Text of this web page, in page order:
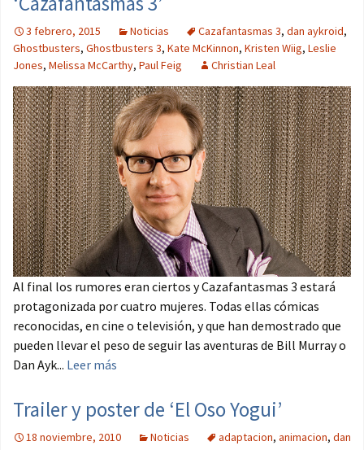
3 febrero, 2015 Noticias Cazafantasmas 3, dan aykroid,
Ghostbusters, Ghostbusters 3, Kate McKinnon, Kristen Wiig, Leslie
Jones, Melissa McCarthy, Paul Feig Christian Leal
Al final los rumores eran ciertos y Cazafantasmas 3 estará
protagonizada por cuatro mujeres. Todas ellas cómicas
reconocidas, en cine o televisión, y que han demostrado que
pueden llevar el peso de seguir las aventuras de Bill Murray o
Dan Ayk... Leer más
Trailer y poster de ‘El Oso Yogui’
18 noviembre, 2010 Noticias adaptacion, animacion, dan